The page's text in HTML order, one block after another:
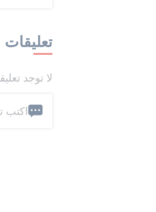
تعليقات
لا توجد
اكتب